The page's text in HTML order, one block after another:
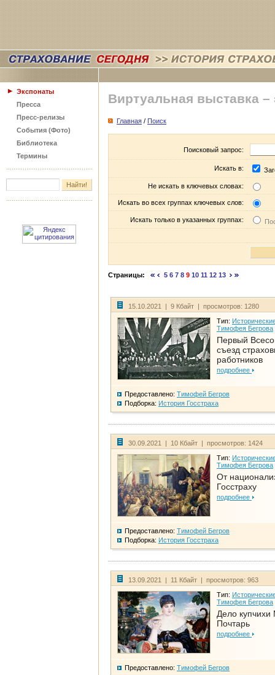
Экспонаты
Пресса
Пресс-релизы
События (Фото)
Библиотека
Термины
Виртуальная выставка –
Главная / Поиск
Поисковый запрос:
Искать в:
Не искать в ключевых словах:
Искать во всех группах ключевых слов:
Искать только в указанных группах:
Страницы: 5 6 7 8 9 10 11 12 13
15.10.2021 | 9 Кбайт | просмотров: 1280
Тип:
Тимофея Бегрова
Первый
съезд
работников
подробнее
Предоставлено: Тимофей Бегров
Подборка: История Госстраха
30.09.2021 | 10 Кбайт | просмотров: 1424
Тип:
Тимофея Бегрова
От
Госстраху
подробнее
Предоставлено: Тимофей Бегров
Подборка: История Госстраха
13.09.2021 | 11 Кбайт | просмотров: 963
Тип:
Тимофея Бегрова
Дело
Почтарь
подробнее
Предоставлено: Тимофей Бегров